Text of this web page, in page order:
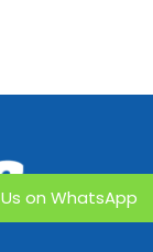
on WhatsApp